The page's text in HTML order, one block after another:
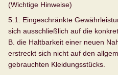
(Wichtige Hinweise)
5.1. Eingeschränkte
sich ausschließlich auf die
B. die Haltbarkeit einer neuen
erstreckt sich nicht auf den
gebrauchten Kleidungsstücks.